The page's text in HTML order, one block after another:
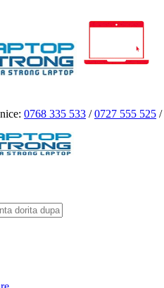
0768 335 533 /0727 555 525 /